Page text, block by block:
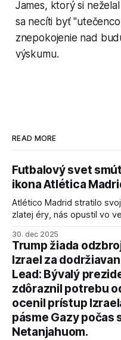
James, ktorý si
sa necíti byť
znepokojenie nad
výskumu.
READ MORE
Futbalový svet
ikona Atlética
Atlético Madrid stratilo
zlatej éry, nás opustil vo
30. dec 2025
Trump žiada
Izrael za
Lead: Bývalý
zdôraznil potrebu
ocenil prístup
pásme Gazy
Netanjahuom.